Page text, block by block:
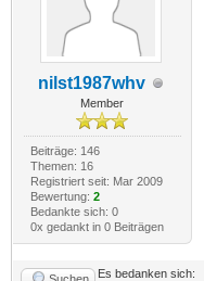
nilst1987whv
Member
Beiträge: 146
Themen: 16
Registriert seit: Mar 2009
Bewertung: 2
Bedankte sich: 0
0x gedankt in 0 Beiträgen
Es bedanken sich: